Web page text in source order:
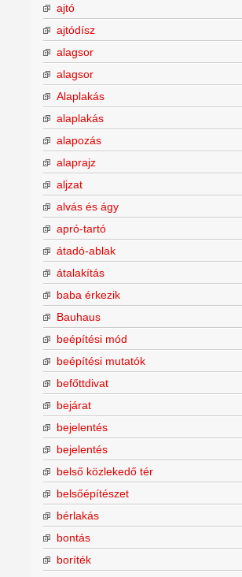
ajtó
ajtódísz
alagsor
alagsor
Alaplakás
alaplakás
alapozás
alaprajz
aljzat
alvás és ágy
apró-tartó
átadó-ablak
átalakítás
baba érkezik
Bauhaus
beépítési mód
beépítési mutatók
befőttdivat
bejárat
bejelentés
bejelentés
belső közlekedő tér
belsőépítészet
bérlakás
bontás
boríték